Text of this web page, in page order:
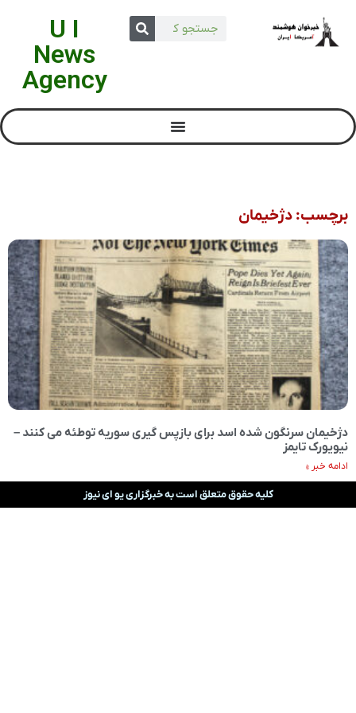
U I
News
Agency
برچسب: دژخیمان
دژخیمان سرنگون شده اسد برای بازپس گیری سوریه توطئه می کنند –
نیویورک تایمز
ادامه خبر »
کلیه حقوق متعلق است به خبرگزاری یو ای نیوز